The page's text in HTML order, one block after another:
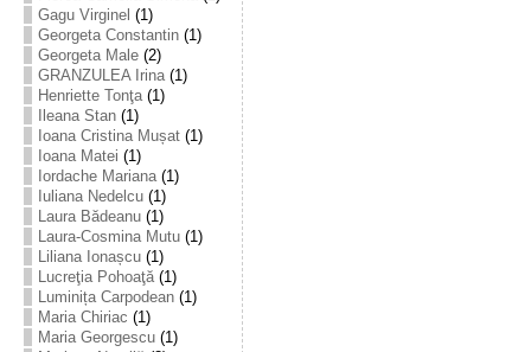
Gagu Virginel (1)
Georgeta Constantin(1)
Georgeta Male(2)
GRANZULEA Irina(1)
Henriette Tonţa(1)
Ileana Stan(1)
Ioana Cristina Mușat(1)
Ioana Matei (1)
Iordache Mariana(1)
Iuliana Nedelcu(1)
Laura Bădeanu(1)
Laura-Cosmina Mutu(1)
Liliana Ionașcu(1)
Lucreţia Pohoaţă(1)
Luminița Carpodean(1)
Maria Chiriac (1)
Maria Georgescu(1)